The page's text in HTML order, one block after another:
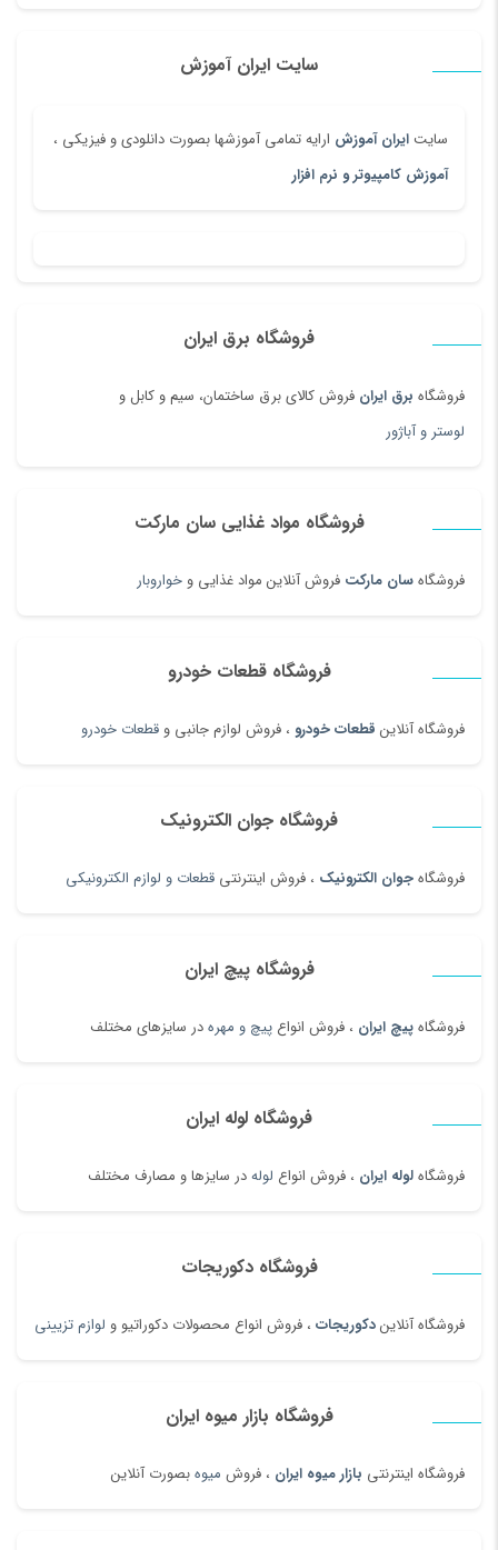
سایت ایران آموزش
سایت ایران آموزش ارایه تمامی آموزشها بصورت دانلودی و فیزیکی ،
آموزش کامپیوتر و نرم افزار
فروشگاه برق ایران
فروشگاه برق ایران فروش کالای برق ساختمان، سیم و کابل و
لوستر و آباژور
فروشگاه مواد غذایی سان مارکت
فروشگاهسان مارکت فروش آنلاین مواد غذایی و خواروبار
فروشگاه قطعات خودرو
فروشگاه آنلاین قطعات خودرو ، فروش لوازم جانبی و قطعات خودرو
فروشگاه جوان الکترونیک
فروشگاهجوان الکترونیک ، فروش اینترنتی قطعات و لوازم الکترونیکی
فروشگاه پیچ ایران
فروشگاهپیچ ایران ، فروش انواع پیچ و مهرهدر سایزهای مختلف
فروشگاه لوله ایران
فروشگاهلوله ایران ، فروش انواع لولهدر سایزها و مصارف مختلف
فروشگاه دکوریجات
فروشگاه آنلایندکوریجات ، فروش انواع محصولات دکوراتیو و لوازم تزیینی
فروشگاه بازار میوه ایران
فروشگاه اینترنتی بازار میوه ایران ، فروش میوهبصورت آنلاین